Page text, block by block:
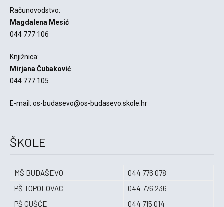
Računovodstvo:
Magdalena Mesić
044 777 106
Knjižnica:
Mirjana Čubaković
044 777 105
E-mail: os-budasevo@os-budasevo.skole.hr
ŠKOLE
MŠ BUDAŠEVO
044 776 078
PŠ TOPOLOVAC
044 776 236
PŠ GUŠĆE
044 715 014